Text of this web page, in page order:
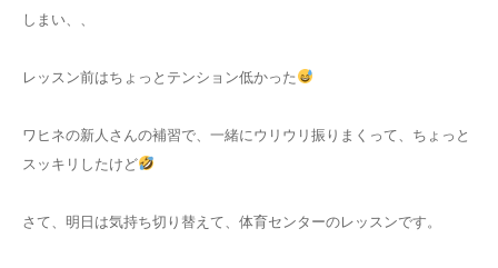
しまい、、
レッスン前はちょっとテンション低かった
ワヒネの新人さんの補習で、一緒にウリウリ振りまくって、ちょっと
スッキリしたけど
さて、明日は気持ち切り替えて、体育センターのレッスンです。